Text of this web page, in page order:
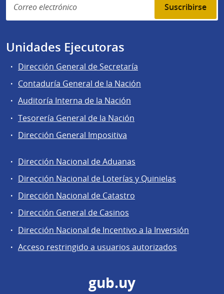
Suscribirse
Unidades Ejecutoras
Dirección General de Secretaría
Contaduría General de la Nación
Auditoría Interna de la Nación
Tesorería General de la Nación
Dirección General Impositiva
Áreas
de
la
Dirección
General
de
Secretaría
Dirección Nacional de Aduanas
Dirección Nacional de Loterías y Quinielas
Dirección Nacional de Catastro
Dirección General de Casinos
Dirección Nacional de Incentivo a la Inversión
Acceso restringido a usuarios autorizados
gub.uy